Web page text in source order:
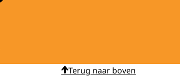
Terug naar boven